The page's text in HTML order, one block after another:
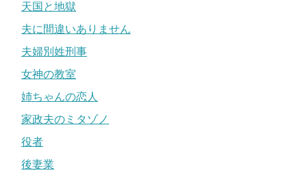
天国と地獄
夫に間違いありません
夫婦別姓刑事
女神の教室
姉ちゃんの恋人
家政夫のミタゾノ
役者
後妻業